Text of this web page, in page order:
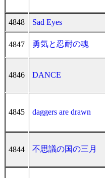
4848 Sad Eyes
4847 勇気と忍耐の魂
4846 DANCE
4845 daggers are drawn
4844 不思議の国の三月